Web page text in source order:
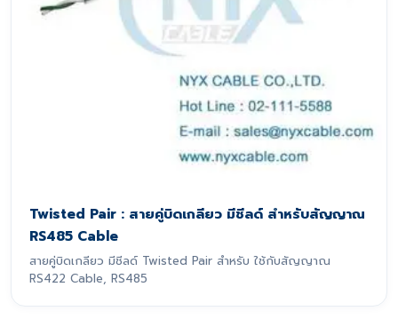
Twisted Pair : สายคู่บิดเกลียว มีชีลด์ สำหรับสัญญาณ
RS485 Cable
สายคู่บิดเกลียว มีชีลด์ Twisted Pair สำหรับ ใช้กับสัญญาณ
RS422 Cable, RS485